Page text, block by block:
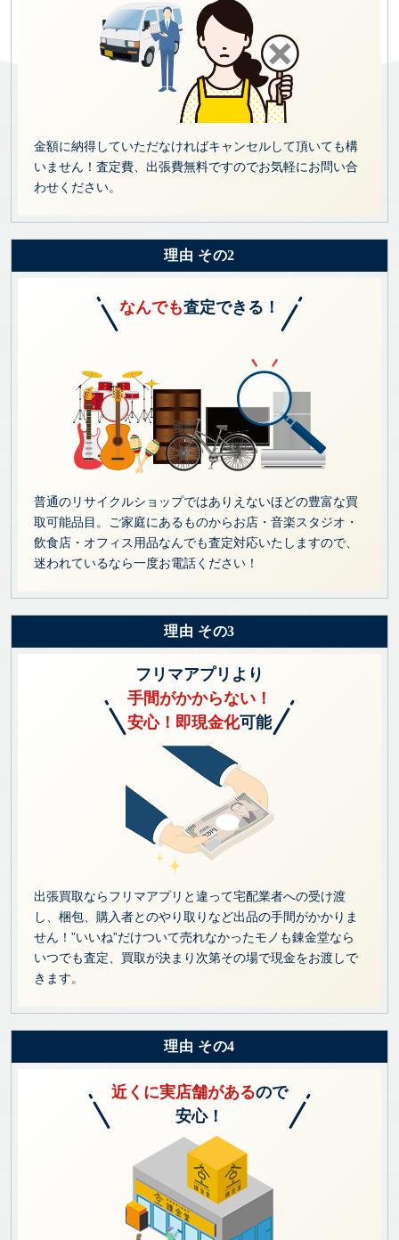
金額に納得していただなければキャンセルして頂いても構
いません！査定費、出張費無料ですのでお気軽にお問い合
わせください。
理由 その2
なんでも査定できる！
普通のリサイクルショップではありえないほどの豊富な買
取可能品目。ご家庭にあるものからお店・音楽スタジオ・
飲食店・オフィス用品なんでも査定対応いたしますので、
迷われているなら一度お電話ください！
理由 その3
フリマアプリより
手間がかからない！
安心！即現金化可能
出張買取ならフリマアプリと違って宅配業者への受け渡
し、梱包、購入者とのやり取りなど出品の手間がかかりま
せん！”いいね”だけついて売れなかったモノも錬金堂なら
いつでも査定、買取が決まり次第その場で現金をお渡しで
きます。
理由 その4
近くに実店舗があるので
安心！